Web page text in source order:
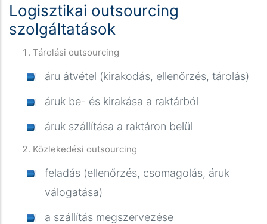
Logisztikai outsourcing
szolgáltatások
Tárolási outsourcing
áru átvétel (kirakodás, ellenőrzés, tárolás)
áruk be- és kirakása a raktárból
áruk szállítása a raktáron belül
Közlekedési outsourcing
feladás (ellenőrzés, csomagolás, áruk
válogatása)
a szállítás megszervezése